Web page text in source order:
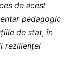
de acest
pedagogic
de stat, în
rezilienței